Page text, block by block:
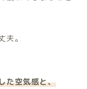
。
た空気感と、